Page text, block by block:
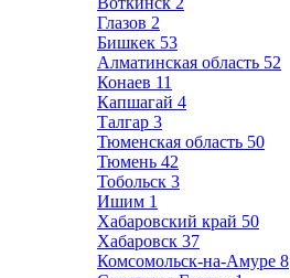
Глазов 2
Бишкек 53
Алматинская область 52
Конаев 11
Капшагай 4
Талгар 3
Тюменская область 50
Тюмень 42
Тобольск 3
Ишим 1
Хабаровский край 50
Хабаровск 37
Комсомольск-на-Амуре 8